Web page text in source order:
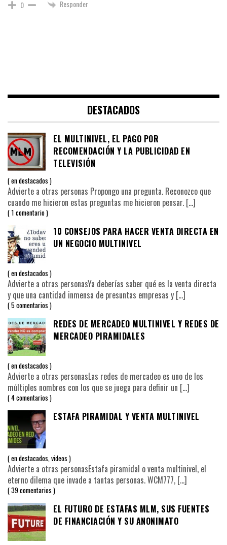
0 Responder
DESTACADOS
EL MULTINIVEL, EL PAGO POR
RECOMENDACIÓN Y LA PUBLICIDAD EN
TELEVISIÓN
endestacados
Advierte a otras personas Propongo una pregunta. Reconozco que
cuando me hicieron estas preguntas me hicieron pensar. […]
1 comentario
10 CONSEJOS PARA HACER VENTA DIRECTA EN
UN NEGOCIO MULTINIVEL
endestacados
Advierte a otras personasYa deberías saber qué es la venta directa
y que una cantidad inmensa de presuntas empresas y […]
5 comentarios
REDES DE MERCADEO MULTINIVEL Y REDES DE
MERCADEO PIRAMIDALES
endestacados
Advierte a otras personasLas redes de mercadeo es uno de los
múltiples nombres con los que se juega para definir un […]
4 comentarios
ESTAFA PIRAMIDAL Y VENTA MULTINIVEL
endestacados,videos
Advierte a otras personasEstafa piramidal o venta multinivel, el
eterno dilema que invade a tantas personas. WCM777, […]
39 comentarios
EL FUTURO DE ESTAFAS MLM, SUS FUENTES
DE FINANCIACIÓN Y SU ANONIMATO